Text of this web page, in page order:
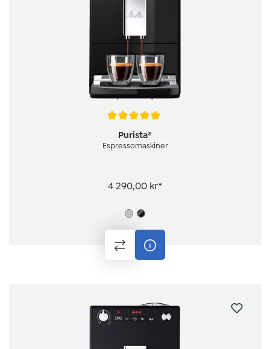
Genomsnittligt betyg på 5 av 5 stjärnor
Purista®
Espressomaskiner
4 290,00 kr*